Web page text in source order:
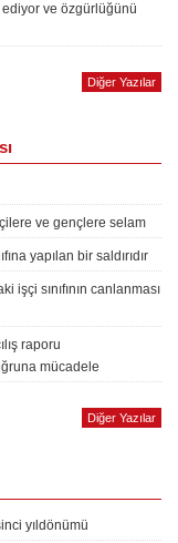
ediyor ve özgürlüğünü
Diğer Yazılar
ve gençlere selam
yapılan bir saldırıdır
işçi sınıfının canlanması
raporu
mücadele
Diğer Yazılar
yıldönümü